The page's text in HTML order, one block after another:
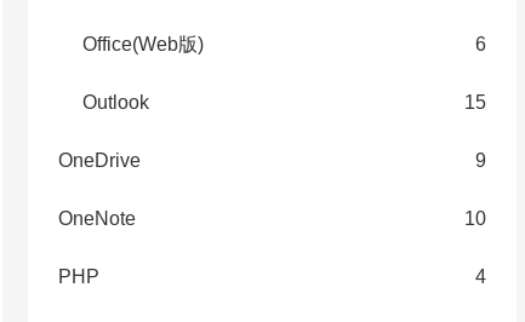
Office(Web版) 6
Outlook 15
OneDrive 9
OneNote 10
PHP 4